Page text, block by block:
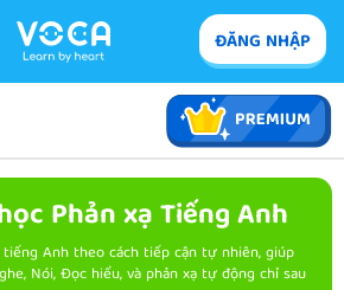
ĐĂNG NHẬP
Phản xạ Tiếng Anh
tiếng Anh theo cách tiếp cận tự nhiên, giúp
Nói, Đọc hiểu, và phản xạ tự động chỉ sau